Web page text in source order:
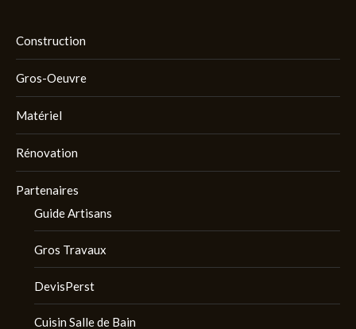
Construction
Gros-Oeuvre
Matériel
Rénovation
Partenaires
Guide Artisans
Gros Travaux
DevisPerst
Cuisin Salle de Bain